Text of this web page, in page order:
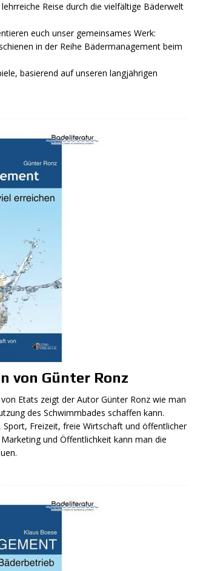
Reise durch die vielfältige Bäderwelt
euch unser gemeinsames Werk:
in der Reihe Bädermanagement beim
basierend auf unseren langjährigen
von Günter Ronz
Etats zeigt der Autor Günter Ronz wie man
des Schwimmbades schaffen kann.
Freizeit, freie Wirtschaft und öffentlicher
und Öffentlichkeit kann man die